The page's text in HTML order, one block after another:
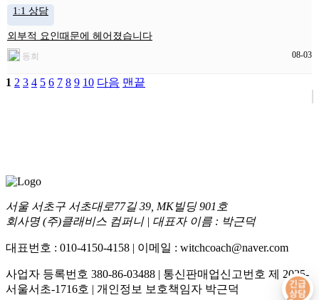
1:1 상담
외부적 요인때문에 헤어졌습니다
동희 08-03
1 2 3 4 5 6 7 8 9 10 다음 맨끝
서울 서초구 서초대로77길 39, MK빌딩 901호
회사명 (주)클래비스 컴퍼니 | 대표자 이름 : 박근덕
대표번호 : 010-4150-4158 | 이메일 : witchcoach@naver.com
사업자 등록번호 380-86-03488 | 통신판매업신고번호 제 2025-
서울서초-1716호 | 개인정보 보호책임자 박근덕